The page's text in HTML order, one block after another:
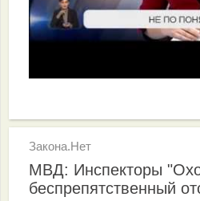
Закона.Нет
МВД: Инспекторы
беспрепятственный